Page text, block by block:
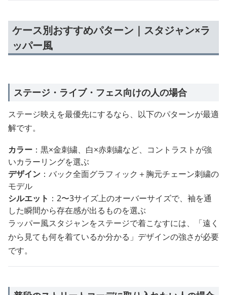
ケース別おすすめパターン｜スタジャン×ラ
ッパー風
ステージ・ライブ・フェス向けの人の場合
ステージ映えを最優先にするなら、以下のパターンが最適
解です。
カラー ：黒×金刺繍、白×赤刺繍など、コントラストが強
いカラーリングを選ぶ
デザイン ：バック全面グラフィック＋胸元チェーン刺繍の
モデル
シルエット ：2〜3サイズ上のオーバーサイズで、袖を通
した瞬間から存在感が出るものを選ぶ
ラッパー風スタジャンをステージで着こなすには、「遠く
から見ても何を着ているか分かる」デザインの強さが必要
です。